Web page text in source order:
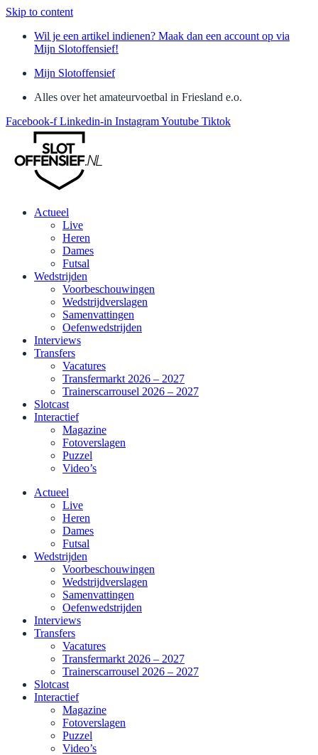
Skip to content
Wil je een artikel indienen? Maak dan een account op via
Mijn Slotoffensief!
Mijn Slotoffensief
Alles over het amateurvoetbal in Friesland e.o.
Facebook-f Linkedin-in InstagramYoutube Tiktok
Actueel
Live
Heren
Dames
Futsal
Wedstrijden
Voorbeschouwingen
Wedstrijdverslagen
Samenvattingen
Oefenwedstrijden
Interviews
Transfers
Vacatures
Transfermarkt 2026 – 2027
Trainerscarrousel 2026 – 2027
Slotcast
Interactief
Magazine
Fotoverslagen
Puzzel
Video’s
Actueel
Live
Heren
Dames
Futsal
Wedstrijden
Voorbeschouwingen
Wedstrijdverslagen
Samenvattingen
Oefenwedstrijden
Interviews
Transfers
Vacatures
Transfermarkt 2026 – 2027
Trainerscarrousel 2026 – 2027
Slotcast
Interactief
Magazine
Fotoverslagen
Puzzel
Video’s